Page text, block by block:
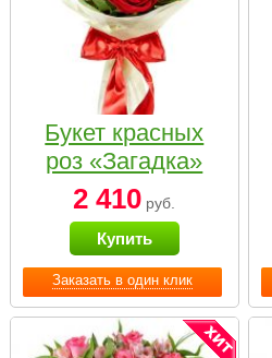
Заказать в один клик
Букет красных
роз «Загадка»
2 410 руб.
Купить